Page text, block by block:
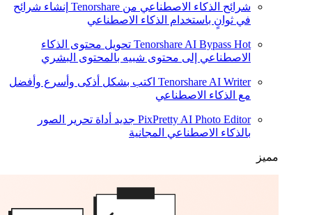
شرائح الذكاء الاصطناعي من Tenorshare
إنشاء شرائح
في ثوانٍ باستخدام الذكاء الاصطناعي
Tenorshare AI Bypass Hot
تحويل محتوى الذكاء
الاصطناعي إلى محتوى شبيه بالمحتوى البشري
Tenorshare AI Writer اكتب بشكل أذكى وأسرع وأفضل
مع الذكاء الاصطناعي
PixPretty AI Photo Editor جديد أداة تحرير الصور
بالذكاء الاصطناعي المجانية
مميز